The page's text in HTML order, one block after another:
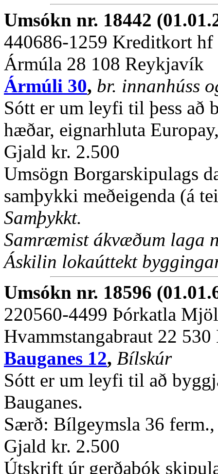
Umsókn nr. 18442
440686-1259 Kreditkort hf
Ármúla 28 108 Reykjavík
Ármúli 30, br. innanhúss
Sótt er um leyfi til þess að
hæðar, eignarhluta
Gjald kr. 2.500
Umsögn Borgarskipulags
samþykki meðeigenda (á
Samþykkt.
Samræmist ákvæðum laga
Áskilin lokaúttekt
Umsókn nr. 18596
220560-4499 Þórkatla
Hvammstangabraut 22
Bauganes 12, Bílskúr
Sótt er um leyfi til að
Bauganes.
Særð: Bílgeymsla 36
Gjald kr. 2.500
Útskrift úr gerðabók